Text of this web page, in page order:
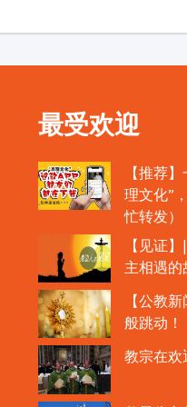
最受欢迎
【推荐
理文化”
忙转发）
【见证
主相遇的
【公教
般跳动！
教宗在欢